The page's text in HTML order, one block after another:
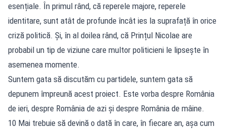
esențiale. În primul rând, că reperele majore, reperele
identitare, sunt atât de profunde încât ies la suprafață în orice
criză politică. Și, în al doilea rând, că Prințul Nicolae are
probabil un tip de viziune care multor politicieni le lipsește în
asemenea momente.
Suntem gata să discutăm cu partidele, suntem gata să
depunem împreună acest proiect. Este vorba despre România
de ieri, despre România de azi și despre România de mâine.
10 Mai trebuie să devină o dată în care, în fiecare an, așa cum